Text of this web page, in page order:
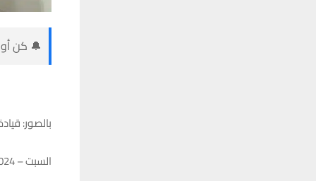
🔔 كن
بالصور:
السبت – 06/01/2024 – 18:52